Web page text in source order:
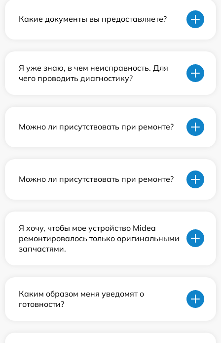
Какие документы вы предоставляете?
Я уже знаю, в чем неисправность. Для
чего проводить диагностику?
Можно ли присутствовать при ремонте?
Можно ли присутствовать при ремонте?
Я хочу, чтобы мое устройство Midea
ремонтировалось только оригинальными
запчастями.
Каким образом меня уведомят о
готовности?